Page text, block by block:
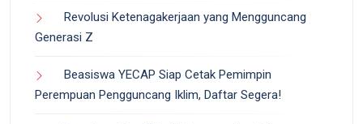
Revolusi Ketenagakerjaan yang Mengguncang
Generasi Z
Beasiswa YECAP Siap Cetak Pemimpin
Perempuan Pengguncang Iklim, Daftar Segera!